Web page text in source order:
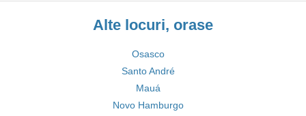
Alte locuri, orase
Osasco
Santo André
Mauá
Novo Hamburgo